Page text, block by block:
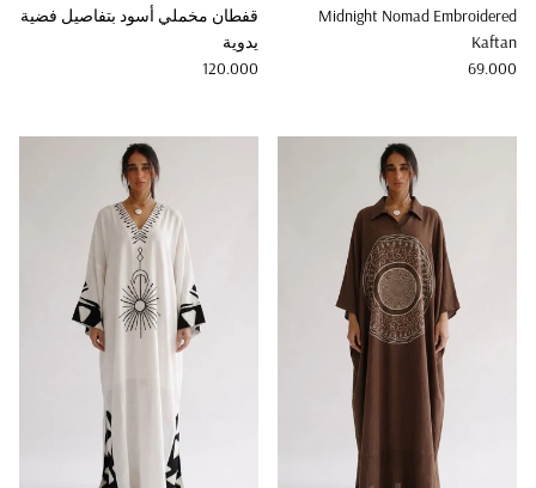
Midnight Nomad Embroidered
Kaftan
Regular price
69.000
قفطان مخملي أسود بتفاصيل فضية
يدوية
Regular price
120.000